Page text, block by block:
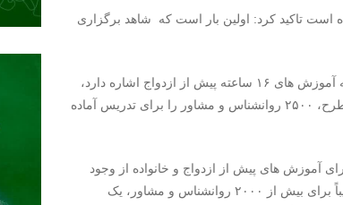
است تاکید کرد: اولین بار است که شاهد برگزاری
صبحی در این خصوص ادامه داد: ما براساس ماده ۸ قانون تسهیل ازدواج که به آموزش های ۱۶ ساعته پیش از ازدواج اشاره دارد،
سرفصل هایی را تدوین نموده ایم و سعی ما این است که در مرحله اول این طرح، ۲۵۰۰ روانشناس و مشاور را برای تدریس آماده
آموزش های پیش از ازدواج و خانواده از وجود
شرکت کنندگان در این دوره ها استفاده خواهند کرد، افزود: ما با این طرح تقریباً برای بیش از ۲۰۰۰ روانشناس و مشاور، یک